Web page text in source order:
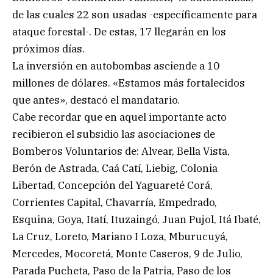
de las cuales 22 son usadas -específicamente para
ataque forestal-. De estas, 17 llegarán en los
próximos días.
La inversión en autobombas asciende a 10
millones de dólares. «Estamos más fortalecidos
que antes», destacó el mandatario.
Cabe recordar que en aquel importante acto
recibieron el subsidio las asociaciones de
Bomberos Voluntarios de: Alvear, Bella Vista,
Berón de Astrada, Caá Catí, Liebig, Colonia
Libertad, Concepción del Yaguareté Corá,
Corrientes Capital, Chavarría, Empedrado,
Esquina, Goya, Itatí, Ituzaingó, Juan Pujol, Itá Ibaté,
La Cruz, Loreto, Mariano I Loza, Mburucuyá,
Mercedes, Mocoretá, Monte Caseros, 9 de Julio,
Parada Pucheta, Paso de la Patria, Paso de los